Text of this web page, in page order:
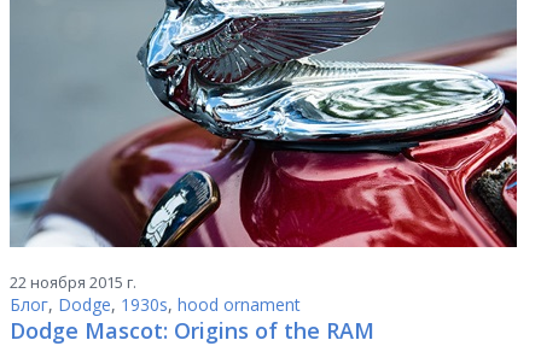
22 ноября 2015 г.
Блог, Dodge, 1930s, hood ornament
Dodge Mascot: Origins of the RAM